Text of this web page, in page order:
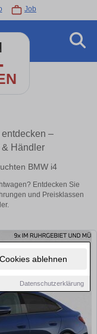
ablehnen
Datenschutzerklärung
Job
–
Händler
BMW i4
Entdecken Sie
und Preisklassen